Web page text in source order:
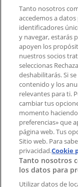
Contacto
Tienda mal
Notificar un
¿Encontraste
aplicación?
Índices
Marcas
Marcas
Negocios
Negocios
Productos
Productos
Tanto nosotros
accedemos a
identificadores
y navegar, estarás
apoyen los
nuestros socios
seleccionas
deshabilitarás. Si
contenido y los
relevantes para ti.
cambiar tus
momento haciendo
preferencias» que
página web. Tus
Sitio web. Para
privacidad.Cookie
Tanto nosotros
los datos para
Utilizar datos de